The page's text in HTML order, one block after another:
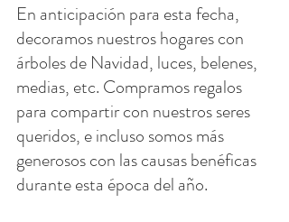
En anticipación para esta fecha,
decoramos nuestros hogares con
árboles de Navidad, luces, belenes,
medias, etc. Compramos regalos
para compartir con nuestros seres
queridos, e incluso somos más
generosos con las causas benéficas
durante esta época del año.